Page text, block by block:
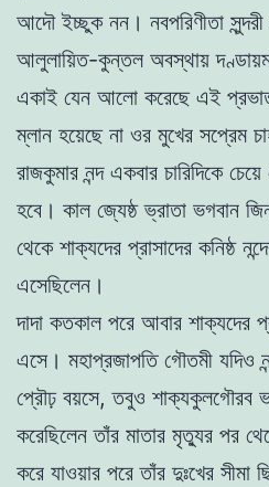
আদৌ ইচ্ছুক নন। নবপরিণীতা সুন্দরী
আলুলায়িত-কুন্তল অবস্থায়
একাই যেন আলো করেছে এই
ম্লান হয়েছে না ওর মুখের সপ্রেম
রাজকুমার নন্দ একবার চারিদিকে
হবে। কাল জ্যেষ্ঠ ভ্রাতা ভগবান
থেকে শাক্যদের প্রাসাদের কনিষ্ঠ
এসেছিলেন।
দাদা কতকাল পরে আবার শাক্যদের
এসে। মহাপ্রজাপতি গৌতমী যদিও
প্রৌঢ় বয়সে, তবুও শাক্যকুলগৌরব
করেছিলেন তাঁর মাতার মৃত্যুর পর
করে যাওয়ার পরে তাঁর দুঃখের সীমা